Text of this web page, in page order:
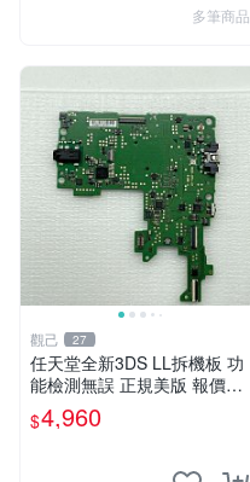
多筆商品
觀己 27
任天堂全新3DS LL拆機板 功
能檢測無誤 正規美版 報價48
0 新臺幣 數碼機器 教學工具
遊戲配件
$4,960